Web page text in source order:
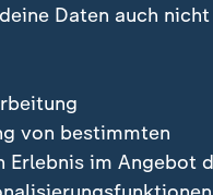
Daten auch nicht
von bestimmten
im Angebot